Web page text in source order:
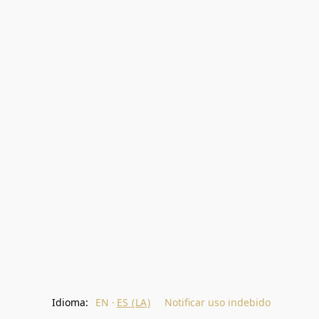
Idioma: EN ES (LA) Notificar uso indebido